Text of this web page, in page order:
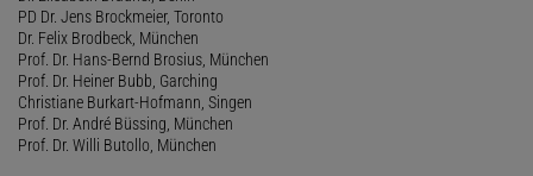
PD Dr. Jens Brockmeier, Toronto
Dr. Felix Brodbeck, München
Prof. Dr. Hans-Bernd Brosius, München
Prof. Dr. Heiner Bubb, Garching
Christiane Burkart-Hofmann, Singen
Prof. Dr. André Büssing, München
Prof. Dr. Willi Butollo, München